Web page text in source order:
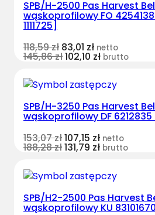
SPB/H-2500 Pas Harvest
wąskoprofilowy FO
1111725]
118,59zł 83,01 zł netto
145,86zł102,10 zł brutto
SPB/H-3250 Pas Harvest
wąskoprofilowy DF 6212835
153,07zł107,15 zł netto
188,28zł131,79 zł brutto
SPB/H2-2500 Pas Harvest
wąskoprofilowy KU